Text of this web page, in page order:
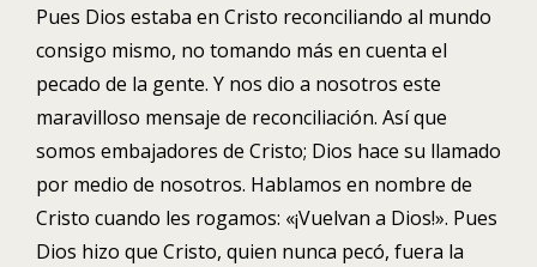
Pues Dios estaba en Cristo reconciliando al mundo
consigo mismo, no tomando más en cuenta el
pecado de la gente. Y nos dio a nosotros este
maravilloso mensaje de reconciliación. Así que
somos embajadores de Cristo; Dios hace su llamado
por medio de nosotros. Hablamos en nombre de
Cristo cuando les rogamos: «¡Vuelvan a Dios!». Pues
Dios hizo que Cristo, quien nunca pecó, fuera la